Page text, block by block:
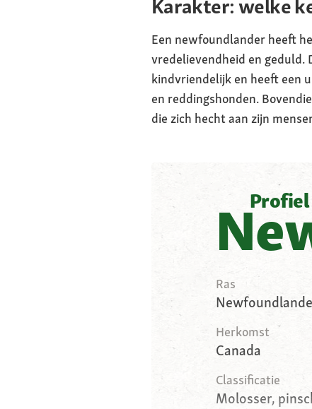
Karakter: welke
Een newfoundlander heeft
vredelievendheid en geduld.
kindvriendelijk en heeft een
en reddingshonden.
die zich hecht aan zijn
Profiel
Ras
Herkomst
Canada
Classificatie
Molosser,